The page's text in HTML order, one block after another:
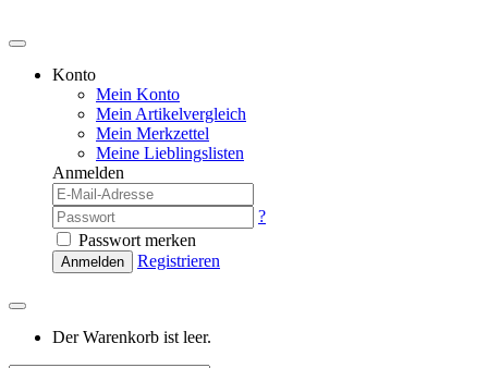
Konto
Mein Konto
Mein Artikelvergleich
Mein Merkzettel
Meine Lieblingslisten
Anmelden
?
Passwort merken
Anmelden Registrieren
Der Warenkorb ist leer.